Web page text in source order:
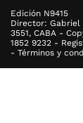
Edición N9415
Director: Gabriel
3551, CABA -
1852 9232 -
- Términos y